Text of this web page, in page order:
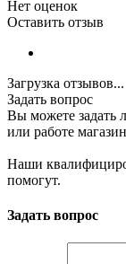
Нет оценок
Оставить отзыв
Загрузка отзывов...
Задать вопрос
Вы можете задать
или работе
Наши
помогут.
Задать вопрос